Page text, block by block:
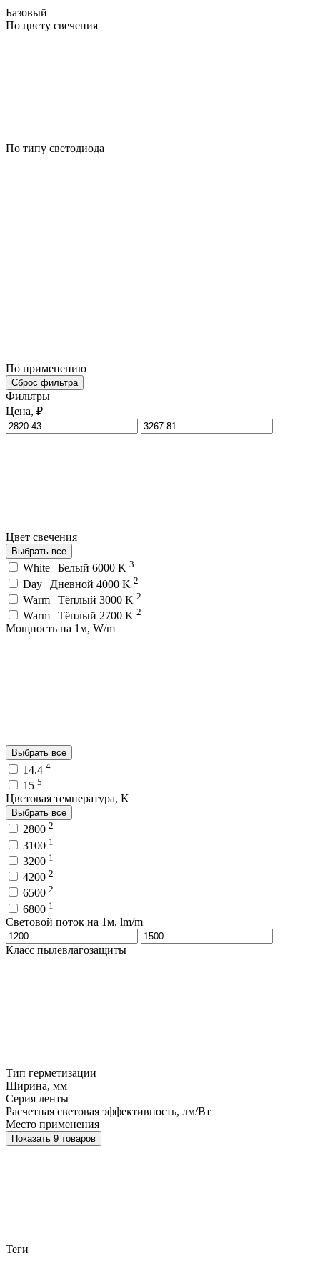
Базовый
По цвету свечения
По типу светодиода
По применению
Сброс фильтра
Фильтры
Цена, ₽
Цвет свечения
Выбрать все
White | Белый 6000 K 3
Day | Дневной 4000 K 2
Warm | Тёплый 3000 K 2
Warm | Тёплый 2700 K 2
Мощность на 1м, W/m
Выбрать все
14.4 4
15 5
Цветовая температура, K
Выбрать все
2800 2
3100 1
3200 1
4200 2
6500 2
6800 1
Световой поток на 1м, lm/m
Класс пылевлагозащиты
Тип герметизации
Ширина, мм
Серия ленты
Расчетная световая эффективность, лм/Вт
Место применения
Показать 9 товаров
Теги